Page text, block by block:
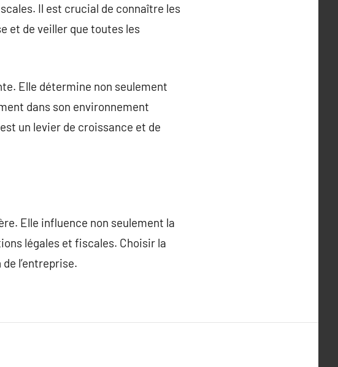
Il est crucial de connaître les
et de veiller que toutes les
Elle détermine non seulement
dans son environnement
un levier de croissance et de
Elle influence non seulement la
légales et fiscales. Choisir la
l’entreprise.